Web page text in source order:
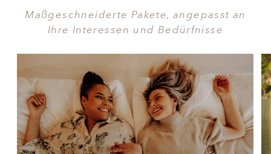
Maßgeschneiderte Pakete, angepasst an
Ihre Interessen und Bedürfnisse